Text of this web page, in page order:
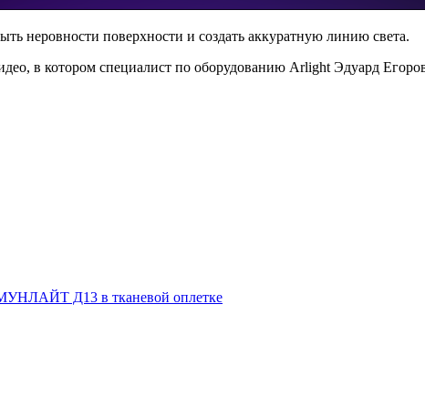
неровности поверхности и создать аккуратную линию света.
в котором специалист по оборудованию Arlight Эдуард
Д13 в тканевой оплетке